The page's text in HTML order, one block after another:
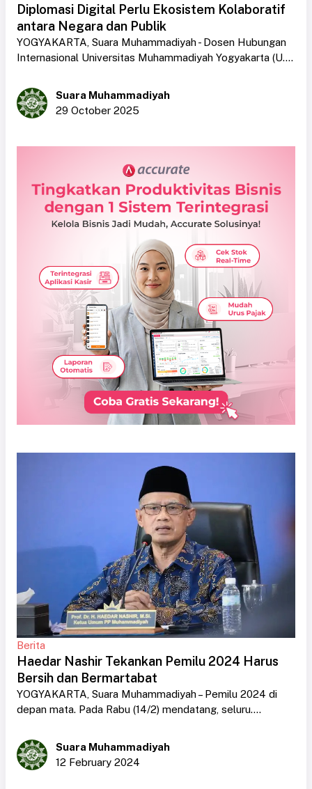
Diplomasi Digital Perlu Ekosistem Kolaboratif
antara Negara dan Publik
YOGYAKARTA, Suara Muhammadiyah - Dosen Hubungan
Internasional Universitas Muhammadiyah Yogyakarta (U....
Suara Muhammadiyah
29 October 2025
Berita
Haedar Nashir Tekankan Pemilu 2024 Harus
Bersih dan Bermartabat
YOGYAKARTA, Suara Muhammadiyah – Pemilu 2024 di
depan mata. Pada Rabu (14/2) mendatang, seluru....
Suara Muhammadiyah
12 February 2024